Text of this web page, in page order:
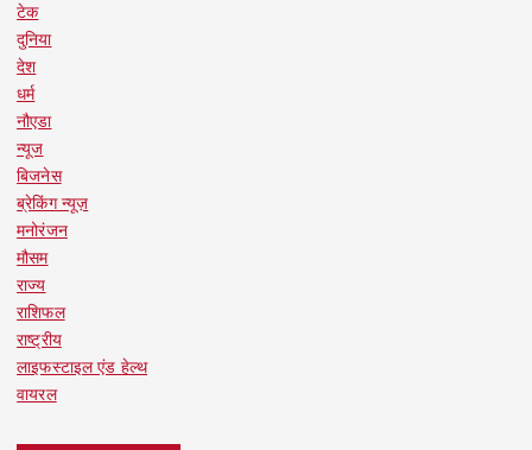
टेक
दुनिया
देश
धर्म
नौएडा
न्यूज
बिजनेस
ब्रेकिंग न्यूज़
मनोरंजन
मौसम
राज्य
राशिफल
राष्ट्रीय
लाइफस्टाइल एंड हेल्थ
वायरल